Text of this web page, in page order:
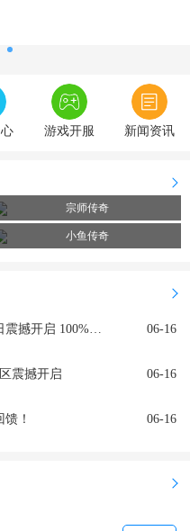
游戏开服 新闻资讯
宗师传奇
小鱼传奇
《宗师传奇》全新战区今日震撼开启 100%返利限时送 06-16
震撼开启 06-16
！ 06-16